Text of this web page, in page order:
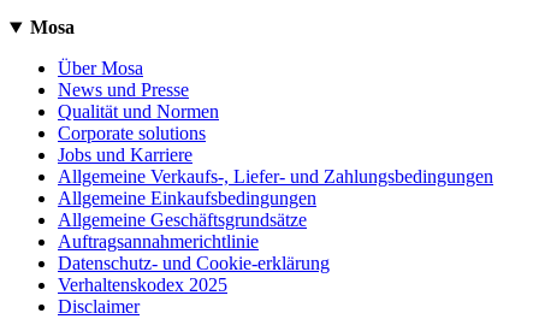
Mosa
Über Mosa
News und Presse
Qualität und Normen
Corporate solutions
Jobs und Karriere
Allgemeine Verkaufs-, Liefer- und Zahlungsbedingungen
Allgemeine Einkaufsbedingungen
Allgemeine Geschäftsgrundsätze
Auftragsannahmerichtlinie
Datenschutz- und Cookie-erklärung
Verhaltenskodex 2025
Disclaimer